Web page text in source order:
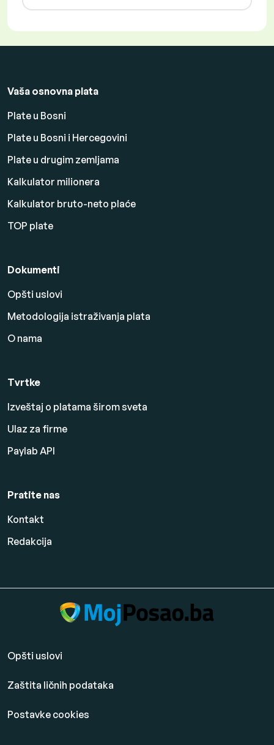
Vaša osnovna plata
Plate u Bosni
Plate u Bosni i Hercegovini
Plate u drugim zemljama
Kalkulator milionera
Kalkulator bruto-neto plaće
TOP plate
Dokumenti
Opšti uslovi
Metodologija istraživanja plata
O nama
Tvrtke
Izveštaj o platama širom sveta
Ulaz za firme
Paylab API
Pratite nas
Kontakt
Redakcija
Opšti uslovi
Zaštita ličnih podataka
Postavke cookies